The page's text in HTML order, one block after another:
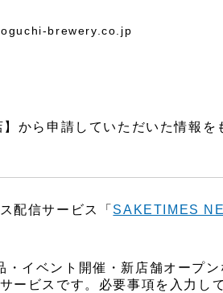
brewery.co.jp
から申請していただいた情報を
配信サービス「 SAKETIMES
イベント開催・新店舗オープン
ービスです。必要事項を入力し